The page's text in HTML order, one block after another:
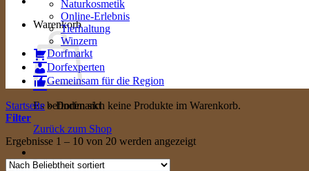
Warenkorb
Es befinden sich keine Produkte im Warenkorb.
Zurück zum Shop
Naturkosmetik
Online-Erlebnis
Tierhaltung
Winzern
Dorfmarkt
Dorfexperten
Gemeinsam für die Region
Startseite » Dorfmarkt
Filter
Ergebnisse 1 – 10 von 20 werden angezeigtNach